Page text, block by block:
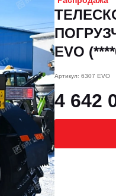
EVO
Артикул: 6307 EVO
4 642